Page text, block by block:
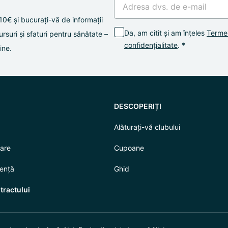
și bucurați-vă de informații
și sfaturi pentru sănătate –
Da, am citit și am înțeles
confidențialitate. *
DESCOPERIȚI
Alăturați-vă clubului
Cupoane
Ghid